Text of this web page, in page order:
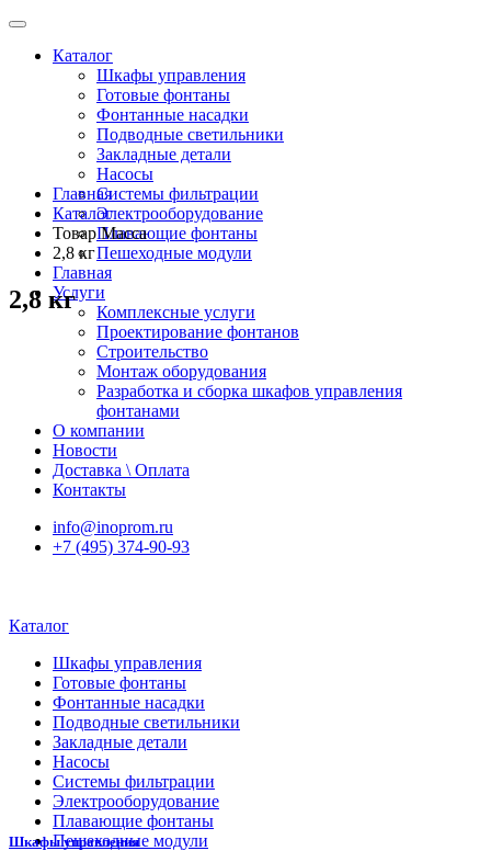
Каталог
Шкафы управления
Готовые фонтаны
Фонтанные насадки
Подводные светильники
Закладные детали
Насосы
Системы фильтрации
Электрооборудование
Плавающие фонтаны
Пешеходные модули
Главная
Услуги
Комплексные услуги
Проектирование фонтанов
Строительство
Монтаж оборудования
Разработка и сборка шкафов управления
фонтанами
О компании
Новости
Доставка \ Оплата
Контакты
info@inoprom.ru
+7 (495) 374-90-93
Каталог
Шкафы управления
Готовые фонтаны
Фонтанные насадки
Подводные светильники
Закладные детали
Насосы
Системы фильтрации
Электрооборудование
Плавающие фонтаны
Пешеходные модули
Главная
Каталог
Товар Масса
2,8 кг
2,8 кг
Шкафы управления